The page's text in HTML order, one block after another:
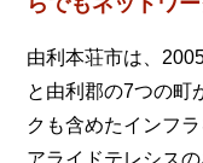
由利本荘市は、
と由利郡の7つの町
クも含めたインフ
アライドテレシス